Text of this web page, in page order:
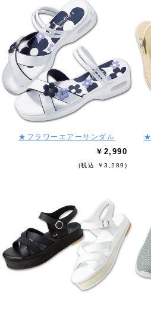
★フラワーエアーサンダル
￥2,990
(税込 ￥3,289)
★